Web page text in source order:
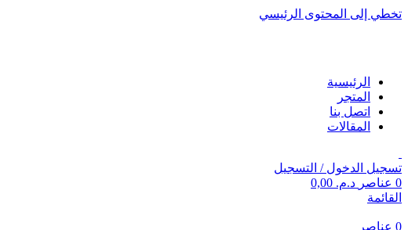
تخطي إلى المحتوى الرئيسي
الرئيسية
المتجر
اتصل بنا
المقالات
تسجيل الدخول / التسجيل
0 عناصر د.م.
القائمة
0 عناصر